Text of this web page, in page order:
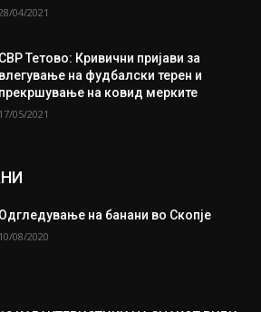
04/2021
СВР Тетово: Кривични пријави за
влегување на фудбалски терен и
прекршување на ковид мерките
17/05/2021
Одгледување на банани во Скопје
10/08/2020